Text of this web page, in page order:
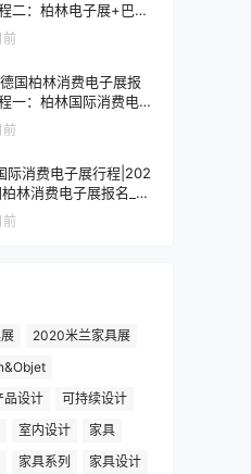
二：柏林电子展+巴黎
之旅
国柏林消费电子展报
一：柏林国际消费电子
7天
际消费电子展行程|202
林消费电子展报名_价
_签证
2020米兰家具展
品设计
可持续设计
室内设计
家具
家具系列
家具设计